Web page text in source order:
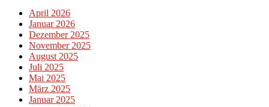
April 2026
Januar 2026
Dezember 2025
November 2025
August 2025
Juli 2025
Mai 2025
März 2025
Januar 2025